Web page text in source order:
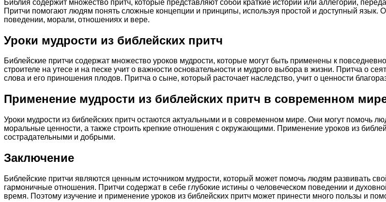
Библия содержит множество притч, которые представляют собой краткие истории или аллегории,
Притчи помогают людям понять сложные концепции и принципы, используя простой и доступный язык.
поведении, морали, отношениях и вере.
Уроки мудрости из библейских притч
Библейские притчи содержат множество уроков мудрости, которые могут быть применены к
строителе на утесе и на песке учит о важности основательности и мудрого выбора в жизни. Притча о
слова и его приношения плодов. Притча о сыне, который расточает наследство, учит о ценности
Применение мудрости из библейских притч в современном
Уроки мудрости из библейских притч остаются актуальными и в современном мире. Они могут помочь
моральные ценности, а также строить крепкие отношения с окружающими. Применение уроков из
сострадательными и добрыми.
Заключение
Библейские притчи являются ценным источником мудрости, который может помочь людям развивать
гармоничные отношения. Притчи содержат в себе глубокие истины о человеческом поведении и
время. Поэтому изучение и применение уроков из библейских притч может принести много пользы и